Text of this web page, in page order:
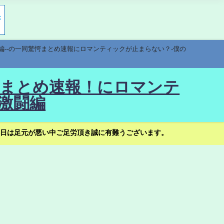
の一同驚愕まとめ速報にロマンティックが止まらない？-僕の
とめ速報！にロマンテ
闘編
足元が悪い中ご足労頂き誠に有難うございます。